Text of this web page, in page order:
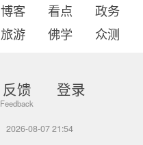
博客 看点
政务
旅游 佛学 众测
反馈 登录
2026-08-07 21:54